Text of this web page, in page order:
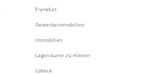
Frankfurt
Gewerbeimmobilien
Immobilien
Lagerräume zu mieten
Lübeck